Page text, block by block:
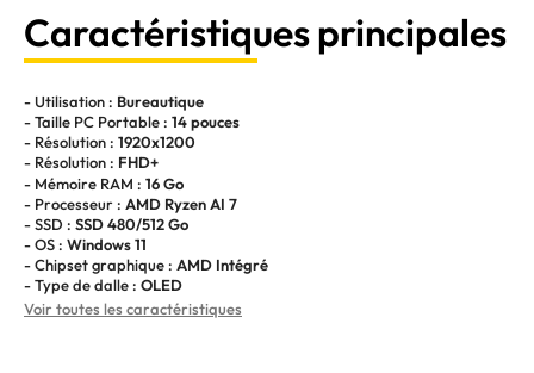
Caractéristiques principales
- Utilisation : Bureautique
- Taille PC Portable : 14 pouces
- Résolution : 1920x1200
- Résolution : FHD+
- Mémoire RAM : 16 Go
- Processeur : AMD Ryzen AI 7
- SSD : SSD 480/512 Go
- OS : Windows 11
- Chipset graphique : AMD Intégré
- Type de dalle : OLED
Voir toutes les caractéristiques